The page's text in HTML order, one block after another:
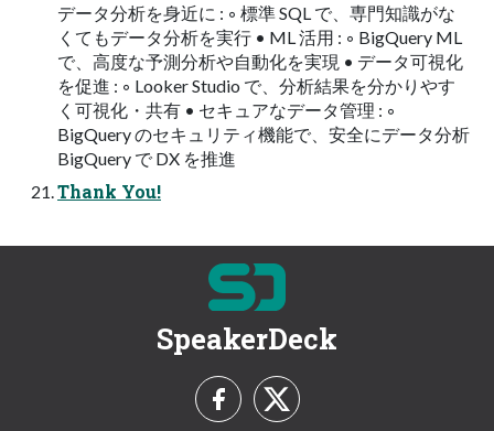
データ分析を身近に : ◦ 標準 SQL で、専門知識がな
くてもデータ分析を実行 • ML 活用 : ◦ BigQuery ML
で、高度な予測分析や自動化を実現 • データ可視化
を促進 : ◦ Looker Studio で、分析結果を分かりやす
く可視化・共有 • セキュアなデータ管理 : ◦
BigQuery のセキュリティ機能で、安全にデータ分析
BigQuery で DX を推進
Thank You!
SpeakerDeck